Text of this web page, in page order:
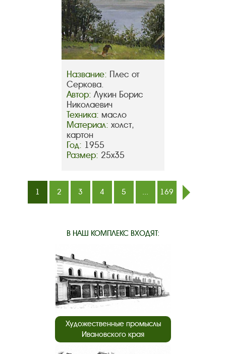
Название: Плес от
Серкова.
Автор: Лукин Борис
Николаевич
Техника: масло
Материал: холст,
картон
Год: 1955
Размер: 25х35
1 2 3 4 5 ...
169
В НАШ КОМПЛЕКС ВХОДЯТ:
Художественные промыслы
Ивановского края